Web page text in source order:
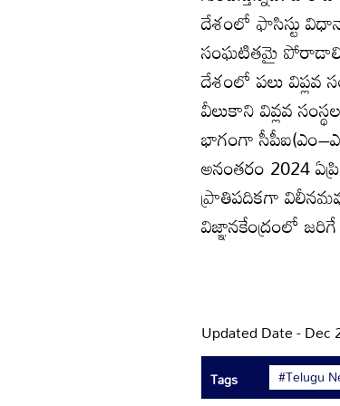
దేశంలో ఫాసిస్టు
సంఘటితమై
దేశంలో పలు విప్లవ
వీలుకాని వివ్లవ
భాగంగా
అనంతరం 2024
ప్రాతిపదికగా
విజ్ఞానకేంద్రంలో
Updated Date - Dec
Tags #Telugu